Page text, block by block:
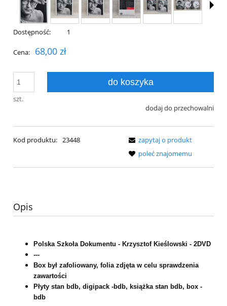
Dostępność: 1
Cena: 68,00 zł
szt.
do koszyka
dodaj do przechowalni
Kod produktu: 23448
zapytaj o produkt
poleć znajomemu
Opis
Polska Szkoła Dokumentu - Krzysztof Kieślowski - 2DVD
---
Box był zafoliowany, folia zdjęta w celu sprawdzenia
zawartości
Płyty stan bdb, digipack -bdb, książka stan bdb, box -
bdb